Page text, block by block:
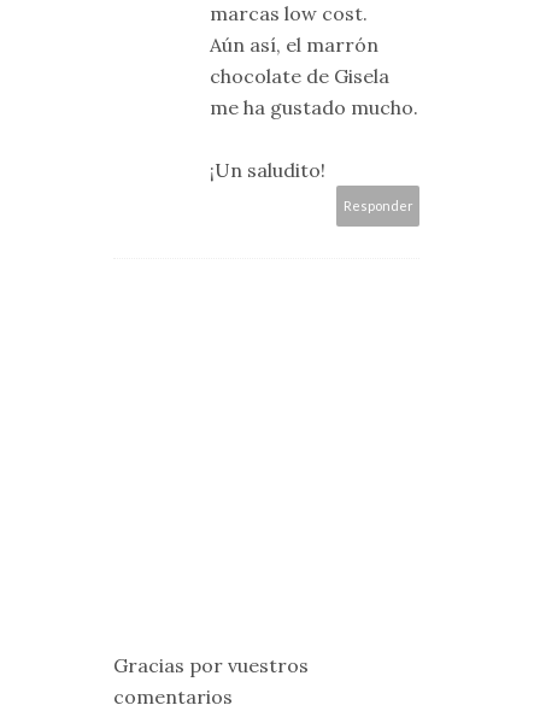
marcas low cost.
Aún así, el marrón
chocolate de Gisela
me ha gustado mucho.
¡Un saludito!
Responder
Gracias por vuestros
comentarios